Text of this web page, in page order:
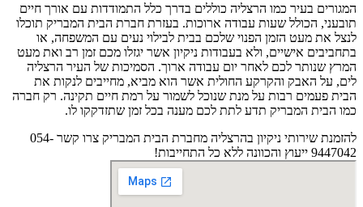
המגורים בעיר כמו הרצליה כוללים בדרך כלל התמודדות עם אורך חיים
תובעני, הכולל שעות עבודה ארוכות. בעזרת חברת הבית המבריק תוכלו
לנצל את מעט הזמן הפנוי שלכם בבית לבילוי נעים עם המשפחה, או
בתחביבים אישיים, ולא בעבודות ניקיון אשר יגזלו מכם זמן רב ואת מעט
המרץ שנותר לכם לאחר יום עבודה ארוך. הסמיכות של העיר הרצליה
לים, על האבק והקרקע החולית אשר הוא מביא, מחייבים לנקות את
הבית פעמים רבות על מנת שנוכל לשמור על רמת חיים תקינה. רק חברה
כמו הבית המבריק תדע לתת לכם מענה בכל זמן שתזדקקו לו.
להזמנת שירותי ניקיון בהרצליה מחברת הבית המבריק צרו קשר 054-
9447042 ייעוץ והכוונה ללא כל התחייבות!